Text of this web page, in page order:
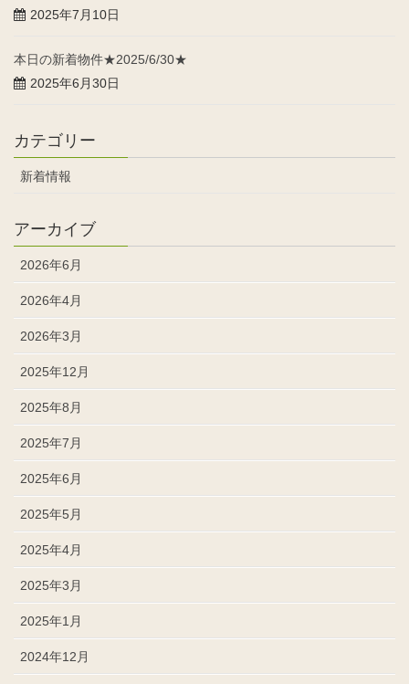
2025年7月10日
本日の新着物件★2025/6/30★
2025年6月30日
カテゴリー
新着情報
アーカイブ
2026年6月
2026年4月
2026年3月
2025年12月
2025年8月
2025年7月
2025年6月
2025年5月
2025年4月
2025年3月
2025年1月
2024年12月